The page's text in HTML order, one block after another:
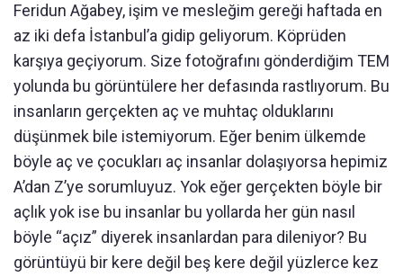
Feridun Ağabey, işim ve mesleğim gereği haftada en
az iki defa İstanbul’a gidip geliyorum. Köprüden
karşıya geçiyorum. Size fotoğrafını gönderdiğim TEM
yolunda bu görüntülere her defasında rastlıyorum. Bu
insanların gerçekten aç ve muhtaç olduklarını
düşünmek bile istemiyorum. Eğer benim ülkemde
böyle aç ve çocukları aç insanlar dolaşıyorsa hepimiz
A’dan Z’ye sorumluyuz. Yok eğer gerçekten böyle bir
açlık yok ise bu insanlar bu yollarda her gün nasıl
böyle “açız” diyerek insanlardan para dileniyor? Bu
görüntüyü bir kere değil beş kere değil yüzlerce kez